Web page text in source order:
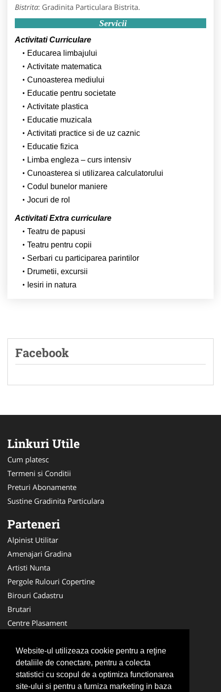
Website-ul utilizeaza cookie pentru a reţine
detaliile de conectare, pentru a colecta
statistici cu scopul de a optimiza functionarea
site-ului si pentru a furniza marketing in baza
Bistrita: Gradinita Particulara Bistrita.
Servicii
Activitati Curriculare
Educarea limbajului
Activitate matematica
Cunoasterea mediului
Educatie pentru societate
Activitate plastica
Educatie muzicala
Activitati practice si de uz caznic
Educatie fizica
Limba engleza – curs intensiv
Cunoasterea si utilizarea calculatorului
Codul bunelor maniere
Jocuri de rol
Activitati Extra curriculare
Teatru de papusi
Teatru pentru copii
Serbari cu participarea parintilor
Drumetii, excursii
Iesiri in natura
Facebook
Linkuri Utile
Cum platesc
Termeni si Conditii
Preturi Abonamente
Sustine Gradinita Particulara
Parteneri
Alpinist Utilitar
Amenajari Gradina
Artisti Nunta
Pergole Rulouri Copertine
Birouri Cadastru
Brutari
Centre Plasament
Medici Familie
Ambalaje Romania
Cardiologul